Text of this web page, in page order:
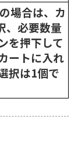
場合は、カ
、必要数量
を押下して
ートに入れ
択は1個で